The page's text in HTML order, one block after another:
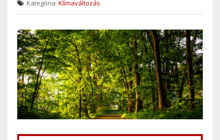
Kategória: Klímaváltozás